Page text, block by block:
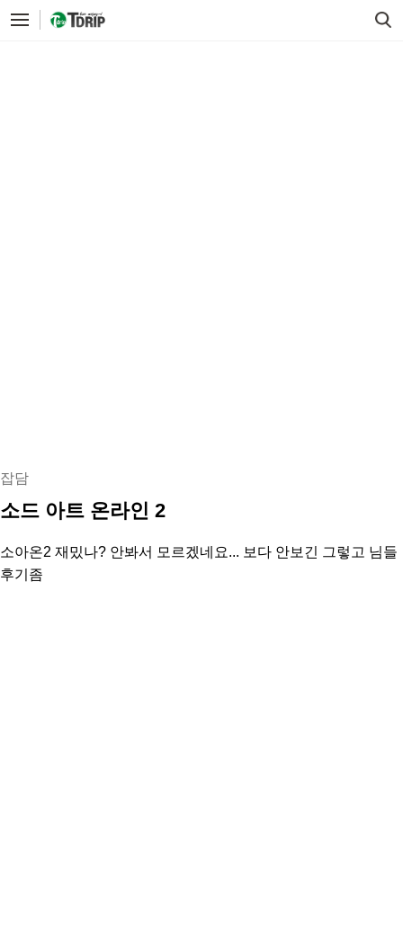
잡담
소드 아트 온라인 2
소아온2 재밌나? 안봐서 모르겠네요... 보다 안보긴 그렇고 님들
후기좀